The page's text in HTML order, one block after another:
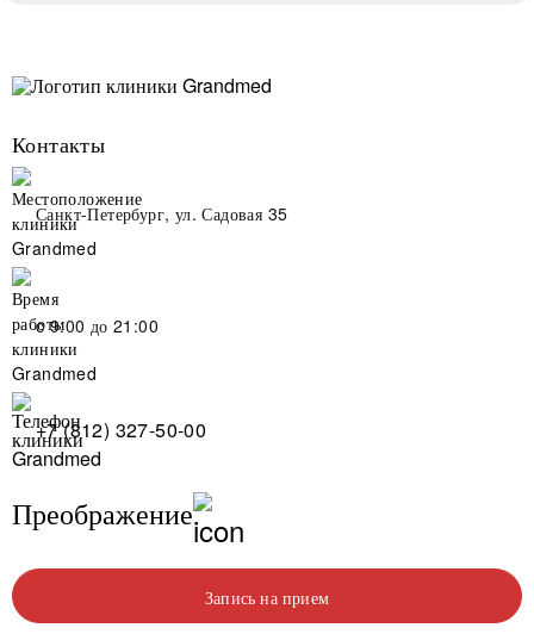
Контакты
Санкт-Петербург, ул. Садовая 35
c 9:00 до 21:00
+7 (812) 327-50-00
Преображение
Запись на прием